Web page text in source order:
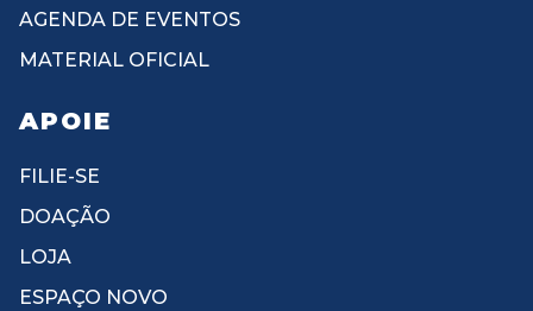
AGENDA DE EVENTOS
MATERIAL OFICIAL
APOIE
FILIE-SE
DOAÇÃO
LOJA
ESPAÇO NOVO